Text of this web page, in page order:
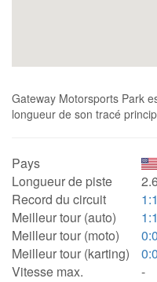
Gateway Motorsports Park
longueur de son tracé
Pays
Longueur de piste
Record du circuit
Meilleur tour (auto)
Meilleur tour (moto)
Meilleur tour (karting)
Vitesse max.
-